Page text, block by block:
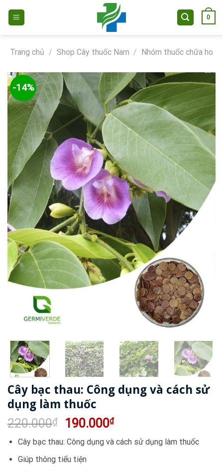
0
Trang chủ / Shop Cây thuốc Nam / Nhóm thuốc chữa ho
-14%
Cây bạc thau: Công dụng và cách sử
dụng làm thuốc
220.000₫
Giá
là:
220.000₫.
190.000₫Giá
tại
Cây bạc thau: Công dụng và cách sử dụng làm thuốc
Giúp thông tiểu tiện